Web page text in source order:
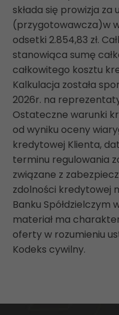
składa się prowizja za
(przygotowawcza)w
odsetki 2.854,83 zł.
stanowiąca sumę
całkowitego kosztu
Kalkulacja została
2026r. na
Ostateczne warunki
od wyniku oceny
kredytowej Klienta,
terminu regulowania
związane z
zdolności kredytowej
Banku Spółdzielczym
materiał ma
oferty w rozumieniu
Kodeks cywilny.